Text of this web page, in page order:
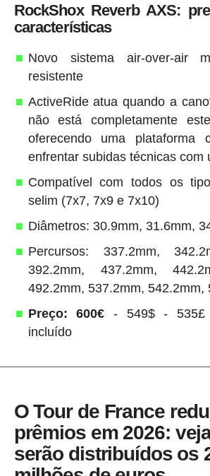
RockShox Reverb AXS:
características
Novo sistema air-over-air
resistente
ActiveRide atua quando a
não está completamente
oferecendo uma plataforma
enfrentar subidas técnicas com
Compatível com todos os
selim (7x7, 7x9 e 7x10)
Diâmetros: 30.9mm, 31.6mm,
Percursos: 337.2mm,
392.2mm, 437.2mm,
492.2mm, 537.2mm, 542.2mm,
Preço: 600€ - 549$ - 535£
incluído
O Tour de France
prêmios em 2026:
serão distribuídos os